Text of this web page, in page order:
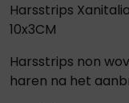
Harsstrips
10x3CM
Harsstrips non
haren na het